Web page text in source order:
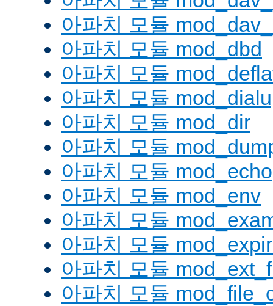
아파치 모듈
아파치 모듈 mod_dbd
아파치 모듈
아파치 모듈
아파치 모듈 mod_dir
아파치 모듈
아파치 모듈 mod_echo
아파치 모듈 mod_env
아파치 모듈
아파치 모듈
아파치 모듈
아파치 모듈